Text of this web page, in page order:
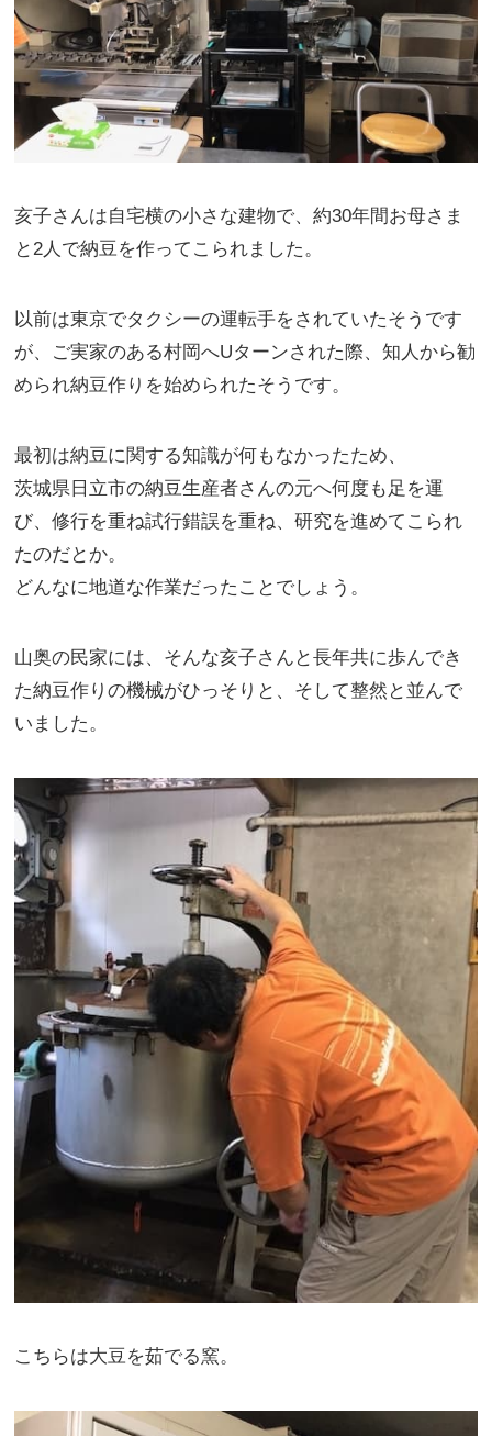
亥子さんは自宅横の小さな建物で、約30年間お母さま
と2人で納豆を作ってこられました。
以前は東京でタクシーの運転手をされていたそうです
が、ご実家のある村岡へUターンされた際、知人から勧
められ納豆作りを始められたそうです。
最初は納豆に関する知識が何もなかったため、
茨城県日立市の納豆生産者さんの元へ何度も足を運
び、修行を重ね試行錯誤を重ね、研究を進めてこられ
たのだとか。
どんなに地道な作業だったことでしょう。
山奥の民家には、そんな亥子さんと長年共に歩んでき
た納豆作りの機械がひっそりと、そして整然と並んで
いました。
こちらは大豆を茹でる窯。